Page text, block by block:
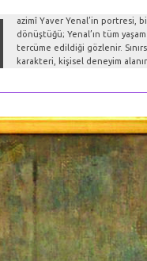
azimî Yaver Yenal’in portresi,
dönüştüğü; Yenal’ın tüm
tercüme edildiği gözlenir.
karakteri, kişisel deneyim